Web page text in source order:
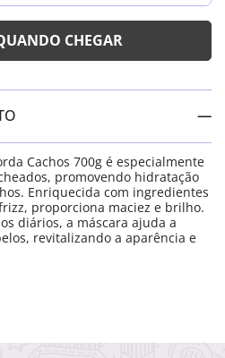
Cachos 700g é especialmente
promovendo hidratação
Enriquecida com ingredientes
proporciona maciez e brilho.
diários, a máscara ajuda a
revitalizando a aparência e